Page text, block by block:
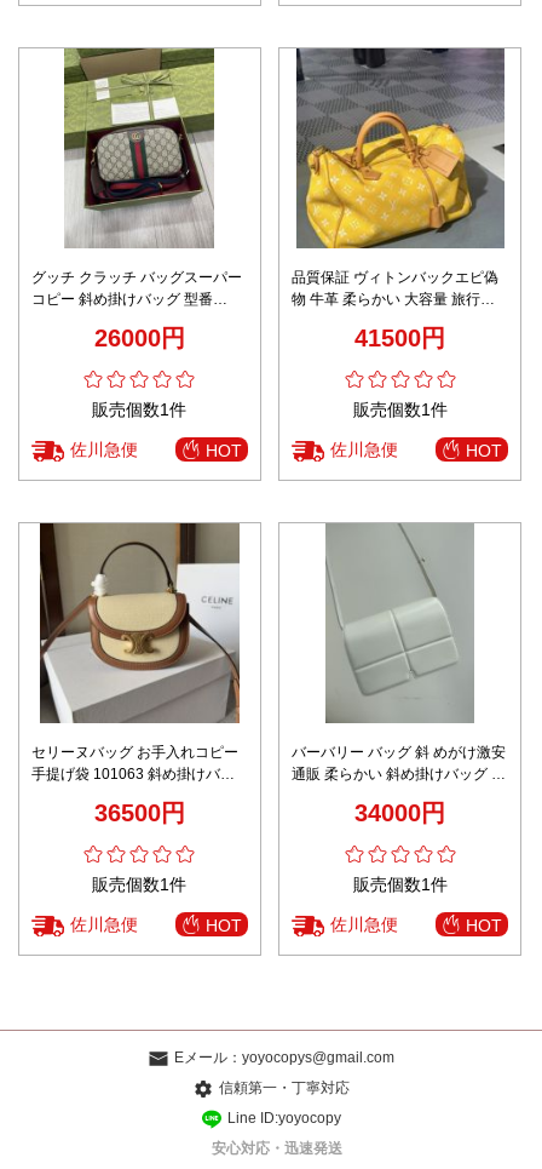
グッチ クラッチ バッグスーパー
コピー 斜め掛けバッグ 型番
26000円
販売個数1件
佐川急便 HOT
品質保証 ヴィトンバックエピ偽
物 牛革 柔らかい 大容量 旅行バ
41500円
販売個数1件
佐川急便 HOT
セリーヌバッグ お手入れコピー
手提げ袋 101063 斜め掛けバッ
36500円
販売個数1件
佐川急便 HOT
バーバリー バッグ 斜 めがけ激安
通販 柔らかい 斜め掛けバッグ 肩
商品 ホワイト34000円
販売個数1件
佐川急便 HOT
Eメール： yoyocopys@gmail.com
信頼第一・丁寧対応
Line ID:yoyocopy
安心対応・迅速発送